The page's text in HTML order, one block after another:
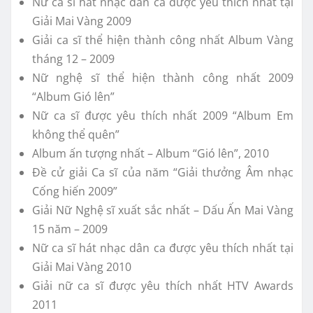
Giải Mai Vàng 2009
Giải ca sĩ thể hiện thành công nhất Album Vàng
tháng 12 – 2009
Nữ nghệ sĩ thể hiện thành công nhất 2009
“Album Gió lên”
Nữ ca sĩ được yêu thích nhất 2009 “Album Em
không thể quên”
Album ấn tượng nhất – Album “Gió lên”, 2010
Đề cử giải Ca sĩ của năm “Giải thưởng Âm nhạc
Cống hiến 2009”
Giải Nữ Nghệ sĩ xuất sắc nhất – Dấu Ấn Mai Vàng
15 năm – 2009
Nữ ca sĩ hát nhạc dân ca được yêu thích nhất tại
Giải Mai Vàng 2010
Giải nữ ca sĩ được yêu thích nhất HTV Awards
2011